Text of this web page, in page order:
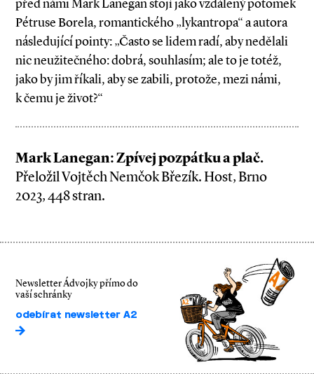
před námi Mark Lanegan stojí jako vzdálený potomek
Pétruse Borela, romantického „lykantropa“ a autora
následující pointy: „Často se lidem radí, aby nedělali
nic neužitečného: dobrá, souhlasím; ale to je totéž,
jako by jim říkali, aby se zabili, protože, mezi námi,
k čemu je život?“
Mark Lanegan: Zpívej pozpátku a plač.
Přeložil Vojtěch Nemčok Březík. Host, Brno
2023, 448 stran.
Newsletter Ádvojky přímo do
vaší schránky
odebírat newsletter A2